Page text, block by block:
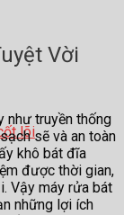
lõi
Vời
như truyền thống
sẽ và an toàn
khô bát đĩa
được thời gian,
Vậy máy rửa bát
những lợi ích